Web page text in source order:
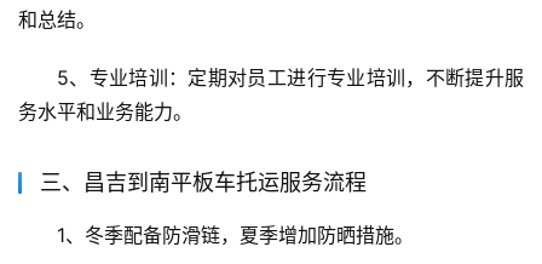
和总结。
5、专业培训：定期对员工进行专业培训，不断提升服
务水平和业务能力。
三、昌吉到南平板车托运服务流程
1、冬季配备防滑链，夏季增加防晒措施。